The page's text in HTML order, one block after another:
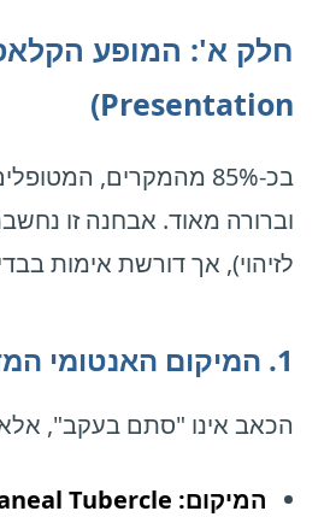
Presentation)
בכ-85% מהמקרים,
וברורה מאוד. אבחנה זו
לזיהוי), אך דורשת אימות
1. המיקום האנטומי המדויק
הכאב אינו "סתם בעקב",
המיקום: Tubercle